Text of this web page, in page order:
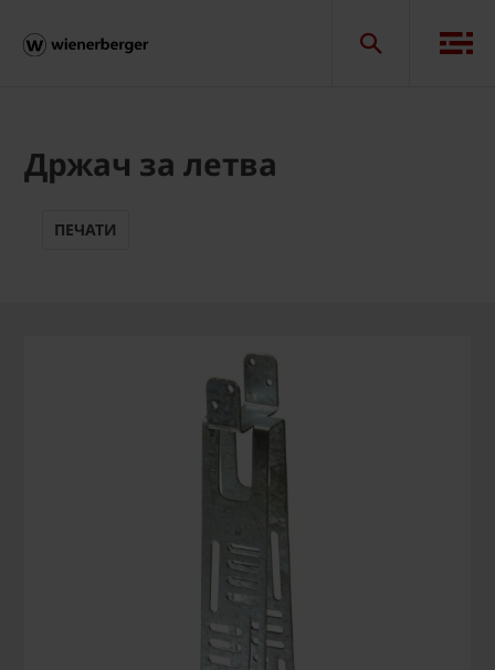
Држач за летва
ПЕЧАТИ